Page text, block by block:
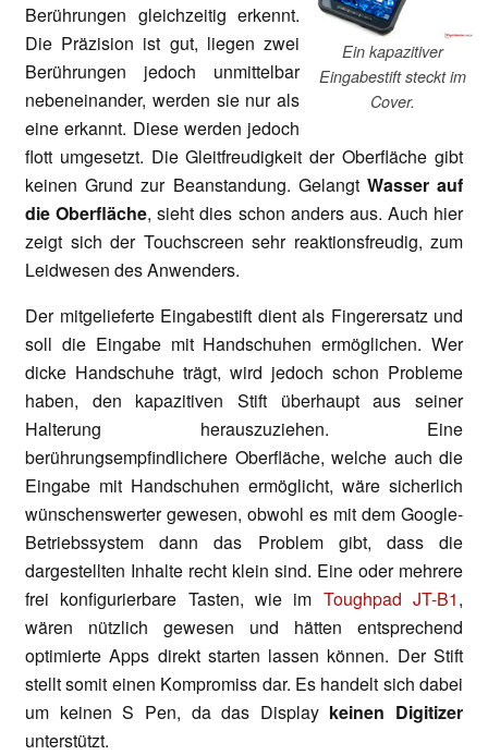
Ein kapazitiver
Eingabestift steckt im
Cover.
Berührungen gleichzeitig erkennt.
Die Präzision ist gut, liegen zwei
Berührungen jedoch unmittelbar
nebeneinander, werden sie nur als
eine erkannt. Diese werden jedoch
flott umgesetzt. Die Gleitfreudigkeit der Oberfläche gibt
keinen Grund zur Beanstandung. Gelangt Wasserauf
die Oberfläche, sieht dies schon anders aus. Auch hier
zeigt sich der Touchscreen sehr reaktionsfreudig, zum
Leidwesen des Anwenders.
Der mitgelieferte Eingabestift dient als Fingerersatz und
soll die Eingabe mit Handschuhen ermöglichen. Wer
dicke Handschuhe trägt, wird jedoch schon Probleme
haben, den kapazitiven Stift überhaupt aus seiner
Halterung herauszuziehen. Eine
berührungsempfindlichere Oberfläche, welche auch die
Eingabe mit Handschuhen ermöglicht, wäre sicherlich
wünschenswerter gewesen, obwohl es mit dem Google-
Betriebssystem dann das Problem gibt, dass die
dargestellten Inhalte recht klein sind. Eine oder mehrere
frei konfigurierbare Tasten, wie im Toughpad JT-B1,
wären nützlich gewesen und hätten entsprechend
optimierte Apps direkt starten lassen können. Der Stift
stellt somit einen Kompromiss dar. Es handelt sich dabei
um keinen S Pen, da das Display keinen Digitizer
unterstützt.